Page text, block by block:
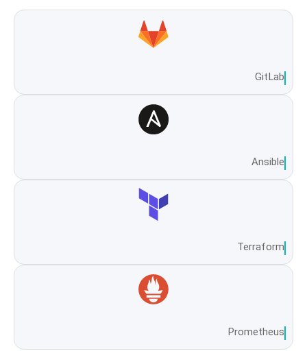
GitLab
Ansible
Terraform
Prometheus